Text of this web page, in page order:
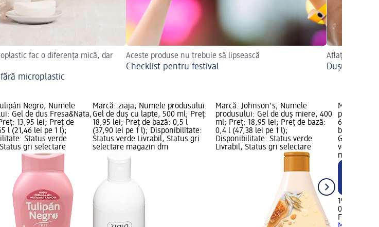
fac o diferența mică, dar
microplastic
Aceste produse nu trebuie să lipsească
Checklist pentru festival
Aflați mai
Dușuri reci
Negro; Numele
Gel de dus Fresa&Nata,
13,95 lei; Preț de
l (21,46 lei pe 1 l);
Status verde
gri selectare
Marcă: ziaja; Numele produsului:
Gel de duș cu lapte, 500 ml; Preț:
18,95 lei; Preț de bază: 0,5 l
(37,90 lei pe 1 l); Disponibilitate:
Status verde Livrabil, Status gri
selectare magazin dm
Marcă: Johnson's; Numele
produsului: Gel de duș miere, 400
ml; Preț: 18,95 lei; Preț de bază:
0,4 l (47,38 lei pe 1 l);
Disponibilitate: Status verde
Livrabil, Status gri selectare
Marcă:
produsului:
650 ml;
bază: 0,65
Grafică
verde
magazin
19,15 lei
0,65 l
FELCE